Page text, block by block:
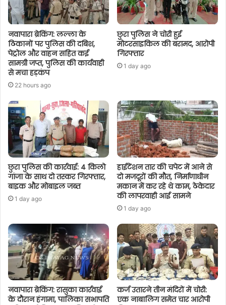
नवापारा ब्रेकिंग: लल्ला के
ठिकानों पर पुलिस की दबिश,
पेट्रोल और वाहन सहित कई
सामग्री जप्त, पुलिस की कार्यवाही
से मचा हड़कंप
22 hours ago
छुरा पुलिस ने चोरी हुई
मोटरसाइकिल की बरामद, आरोपी
गिरफ्तार
1 day ago
छुरा पुलिस की कार्रवाई: 4 किलो
गांजा के साथ दो तस्कर गिरफ्तार,
बाइक और मोबाइल जब्त
1 day ago
हाईटेंशन तार की चपेट में आने से
दो मजदूरों की मौत, निर्माणाधीन
मकान में कर रहे थे काम, ठेकेदार
की लापरवाही आई सामने
1 day ago
नवापारा ब्रेकिंग: रासुका कार्रवाई
के दौरान हंगामा, पालिका सभापति
कर्ज उतारने तीन मंदिरों में चोरी:
एक नाबालिग समेत चार आरोपी